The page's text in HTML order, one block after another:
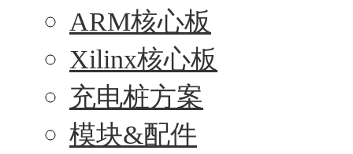
ARM核心板
Xilinx核心板
充电桩方案
模块&配件